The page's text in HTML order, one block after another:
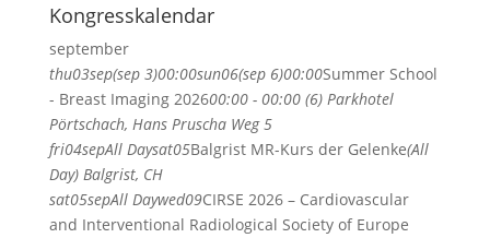
Kongresskalendar
september
thu03sep(sep 3)00:00sun06(sep 6)00:00Summer School
- Breast Imaging 202600:00 - 00:00 (6) Parkhotel
Pörtschach, Hans Pruscha Weg 5
fri04sepAll Daysat05Balgrist MR-Kurs der Gelenke(All
Day) Balgrist, CH
sat05sepAll Daywed09CIRSE 2026 – Cardiovascular
and Interventional Radiological Society of Europe